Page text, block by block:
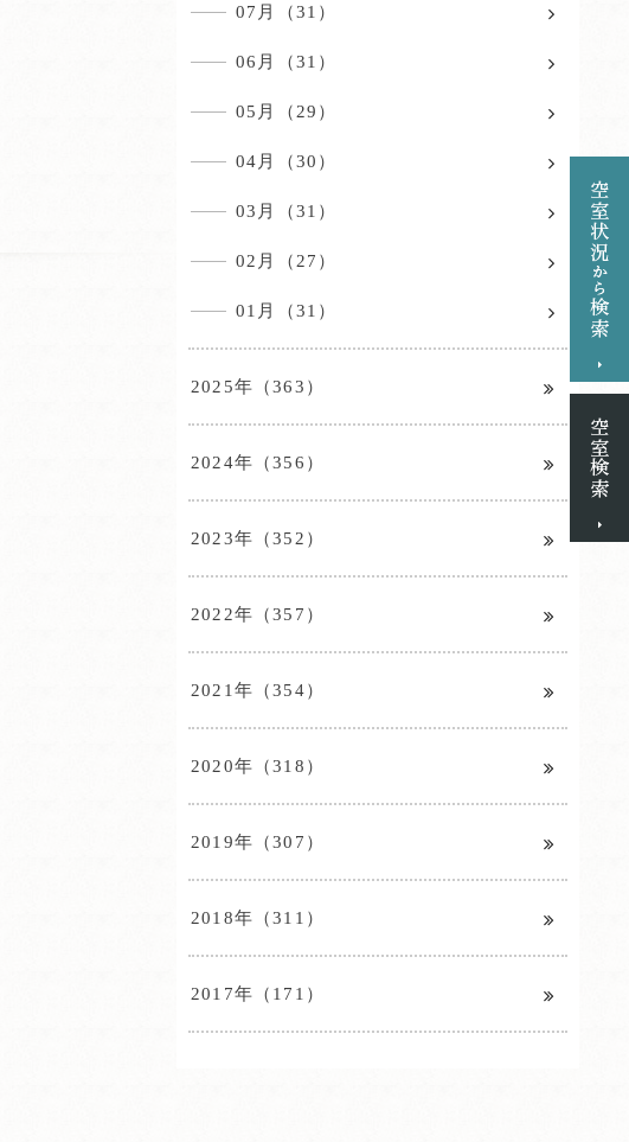
07月（31）
06月（31）
05月（29）
04月（30）
03月（31）
02月（27）
01月（31）
2025年（363）
2024年（356）
2023年（352）
2022年（357）
2021年（354）
2020年（318）
2019年（307）
2018年（311）
2017年（171）